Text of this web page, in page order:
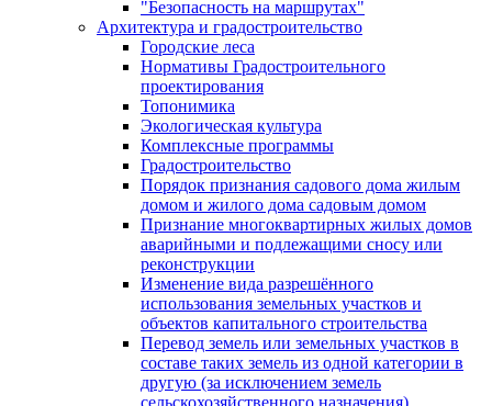
"Безопасность на маршрутах"
Архитектура и градостроительство
Городские леса
Нормативы Градостроительного
проектирования
Топонимика
Экологическая культура
Комплексные программы
Градостроительство
Порядок признания садового дома жилым
домом и жилого дома садовым домом
Признание многоквартирных жилых домов
аварийными и подлежащими сносу или
реконструкции
Изменение вида разрешённого
использования земельных участков и
объектов капитального строительства
Перевод земель или земельных участков в
составе таких земель из одной категории в
другую (за исключением земель